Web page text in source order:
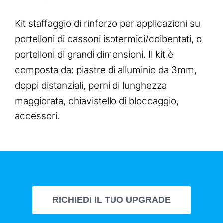
Kit staffaggio di rinforzo per applicazioni su
portelloni di cassoni isotermici/coibentati, o
portelloni di grandi dimensioni. Il kit è
composta da: piastre di alluminio da 3mm,
doppi distanziali, perni di lunghezza
maggiorata, chiavistello di bloccaggio,
accessori.
RICHIEDI IL TUO UPGRADE